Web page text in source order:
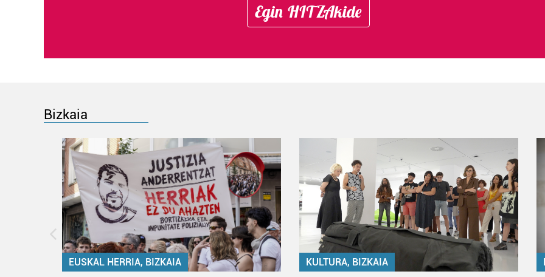
Egin HITZAkide
Bizkaia
EUSKAL HERRIA, BIZKAIA KULTURA, BIZKAIA